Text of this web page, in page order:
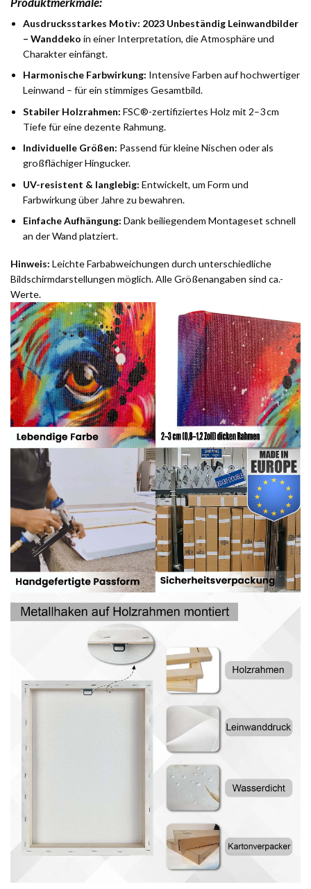
Ausdrucksstarkes Motiv: 2023 Unbeständig Leinwandbilder
– Wanddeko in einer Interpretation, die Atmosphäre und
Charakter einfängt.
Harmonische Farbwirkung: Intensive Farben auf hochwertiger
Leinwand – für ein stimmiges Gesamtbild.
Stabiler Holzrahmen: FSC®-zertifiziertes Holz mit 2–3 cm
Tiefe für eine dezente Rahmung.
Individuelle Größen: Passend für kleine Nischen oder als
großflächiger Hingucker.
UV-resistent & langlebig: Entwickelt, um Form und
Farbwirkung über Jahre zu bewahren.
Einfache Aufhängung: Dank beiliegendem Montageset schnell
an der Wand platziert.
Hinweis: Leichte Farbabweichungen durch unterschiedliche
Bildschirmdarstellungen möglich. Alle Größenangaben sind ca.-
Werte.